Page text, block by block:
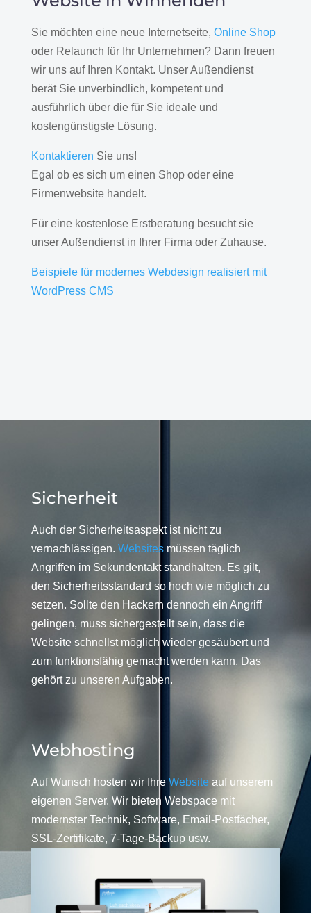
Sie möchten eine neue Internetseite, Online Shop
oder Relaunch für Ihr Unternehmen? Dann freuen
wir uns auf Ihren Kontakt. Unser Außendienst
berät Sie unverbindlich, kompetent und
ausführlich über die für Sie ideale und
kostengünstigste Lösung.
Kontaktieren Sie uns!
Egal ob es sich um einen Shop oder eine
Firmenwebsite handelt.
Für eine kostenlose Erstberatung besucht sie
unser Außendienst in Ihrer Firma oder Zuhause.
Beispiele für modernes Webdesign realisiert mit
WordPress CMS
Sicherheit
Auch der Sicherheitsaspekt ist nicht zu
vernachlässigen. Websitesmüssen täglich
Angriffen im Sekundentakt standhalten. Es gilt,
den Sicherheitsstandard so hoch wie möglich zu
setzen. Sollte den Hackern dennoch ein Angriff
gelingen, muss sichergestellt sein, dass die
Website schnellst möglich wieder gesäubert und
zum funktionsfähig gemacht werden kann. Das
gehört zu unseren Aufgaben.
Webhosting
Auf Wunsch hosten wir Ihre Website auf unserem
eigenen Server. Wir bieten Webspace mit
modernster Technik, Software, Email-Postfächer,
SSL-Zertifikate, 7-Tage-Backup usw.